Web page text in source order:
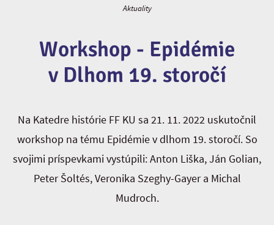
Aktuality
Workshop - Epidémie
v Dlhom 19. storočí
Na Katedre histórie FF KU sa 21. 11. 2022 uskutočnil
workshop na tému Epidémie v dlhom 19. storočí. So
svojimi príspevkami vystúpili: Anton Liška, Ján Golian,
Peter Šoltés, Veronika Szeghy-Gayer a Michal
Mudroch.